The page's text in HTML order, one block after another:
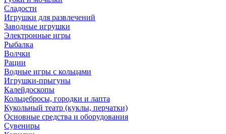
Сладости
Игрушки для развлечений
Заводные игрушки
Электронные игры
Рыбалка
Волчки
Рации
Водные игры с кольцами
Игрушки-прыгуны
Калейдоскопы
Кольцебросы, городки и лапта
Кукольный театр (куклы, перчатки)
Основные средства и оборудования
Сувениры